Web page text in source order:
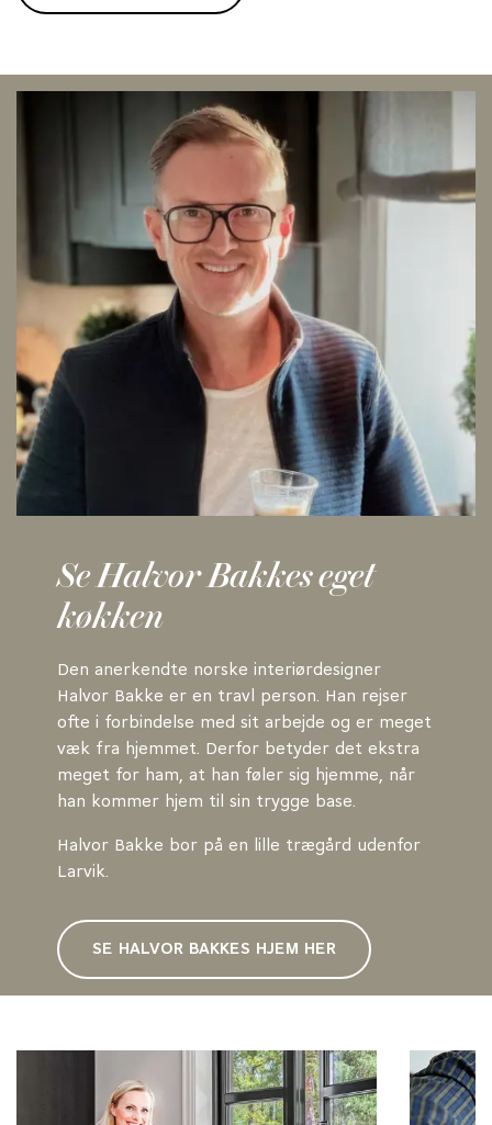
Se Halvor Bakkes eget
køkken
Den anerkendte norske interiørdesigner
Halvor Bakke er en travl person. Han rejser
ofte i forbindelse med sit arbejde og er meget
væk fra hjemmet. Derfor betyder det ekstra
meget for ham, at han føler sig hjemme, når
han kommer hjem til sin trygge base.
Halvor Bakke bor på en lille trægård udenfor
Larvik.
SE HALVOR BAKKES HJEM HER